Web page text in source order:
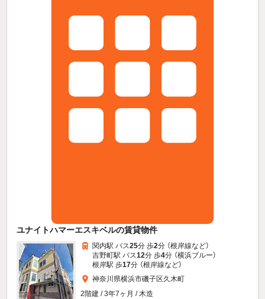
ユナイトハマーエスキベルの賃貸物件
関内駅 バス25分 歩2分 （根岸線など）
吉野町駅 バス12分 歩4分 （横浜ブルー）
根岸駅 歩17分 （根岸線など）
神奈川県横浜市磯子区久木町
2階建 / 3年7ヶ月 / 木造